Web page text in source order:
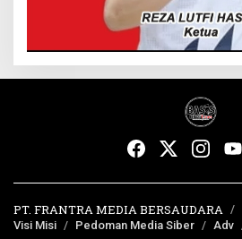
PT. FRANTRA MEDIA BERSAUDARA
Visi Misi
Pedoman Media Siber Adv